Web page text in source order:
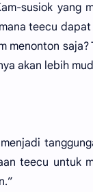
susiok yang
teecu
menonton
akan lebih
teecu untuk